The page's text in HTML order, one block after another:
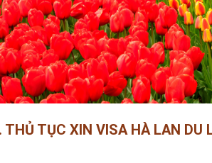
THỦ TỤC XIN VISA HÀ LAN DU